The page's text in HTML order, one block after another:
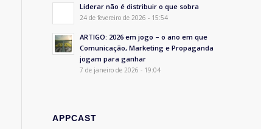
Liderar não é distribuir o que sobra
24 de fevereiro de 2026 - 15:54
ARTIGO: 2026 em jogo – o ano em que
Comunicação, Marketing e Propaganda
jogam para ganhar
7 de janeiro de 2026 - 19:04
APPCAST